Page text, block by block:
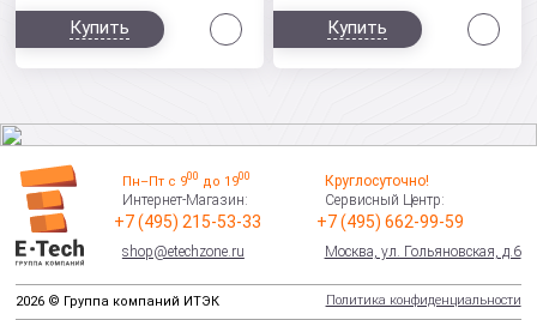
Купить Купить
Пн–Пт с 900 до 1900
Интернет-Магазин:
+7 (495) 215-53-33
shop@etechzone.ru
Круглосуточно!
Сервисный Центр:
+7 (495) 662-99-59
Москва, ул. Гольяновская, д.6
2026 © Группа компаний ИТЭК Политика конфиденциальности